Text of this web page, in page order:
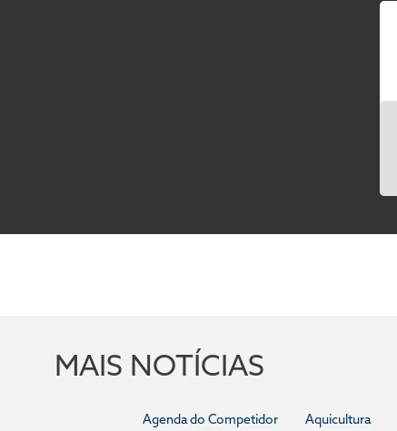
MAIS NOTÍCIAS
Agenda do Competidor Aquicultura